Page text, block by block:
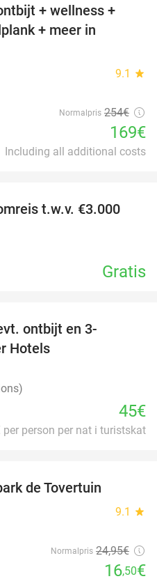
33%
+ wellness +
+ meer in
9.1 star
Normalpris 254€
169€
Including all additional costs
t.w.v. €3.000
Gratis
ontbijt en 3-
Hotels
45€
per person per nat i turistskat
de Tovertuin
9.1 star
Normalpris 24,95€
16,50€